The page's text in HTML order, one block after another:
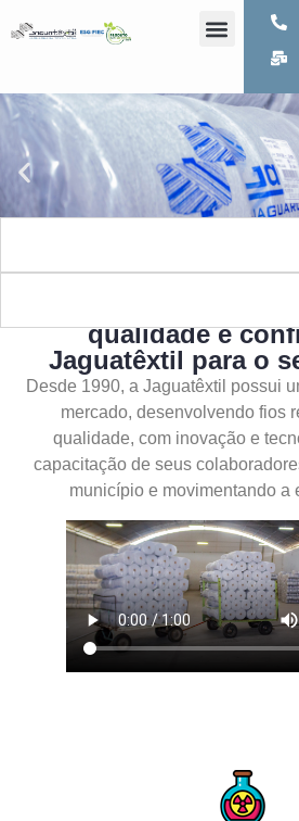
qualidade e
Jaguatêxtil para o
Desde 1990, a Jaguatêxtil possui
mercado, desenvolvendo fios
qualidade, com inovação e
capacitação de seus
município e movimentando a